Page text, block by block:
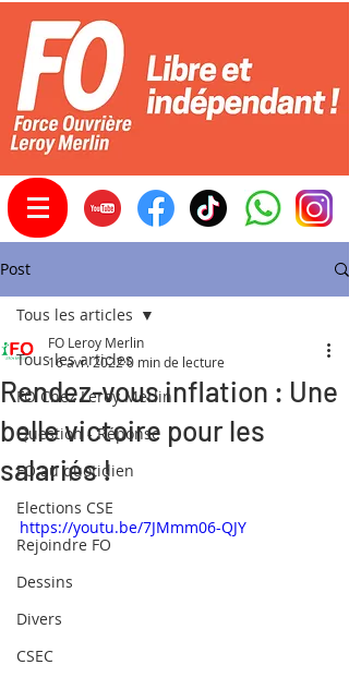
Post
Tous les articles
FO Chez Leroy Merlin
Question - Réponse
FO au quotidien
Elections CSE
Rejoindre FO
Dessins
Divers
CSEC
Tous les articles
Rendez-vous inflation : Une
belle victoire pour les
salariés !
FO Leroy Merlin
16 avr. 20220 min de lecture
https://youtu.be/7JMmm06-QJY